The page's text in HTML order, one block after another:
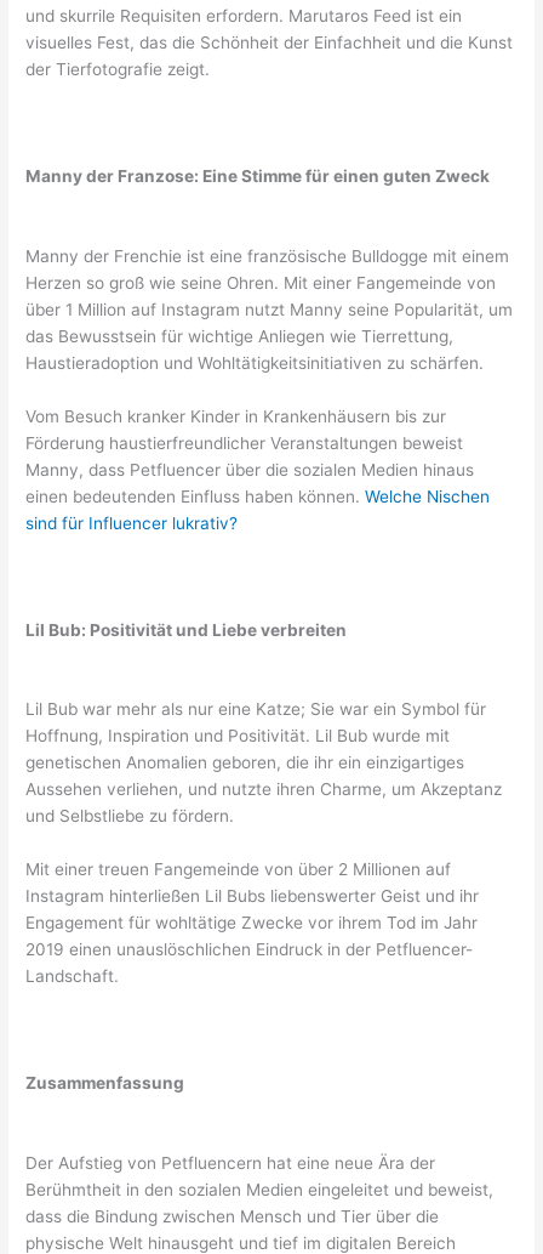
und skurrile Requisiten erfordern. Marutaros Feed ist ein
visuelles Fest, das die Schönheit der Einfachheit und die Kunst
der Tierfotografie zeigt.
Manny der Franzose: Eine Stimme für einen guten Zweck
Manny der Frenchie ist eine französische Bulldogge mit einem
Herzen so groß wie seine Ohren. Mit einer Fangemeinde von
über 1 Million auf Instagram nutzt Manny seine Popularität, um
das Bewusstsein für wichtige Anliegen wie Tierrettung,
Haustieradoption und Wohltätigkeitsinitiativen zu schärfen.
Vom Besuch kranker Kinder in Krankenhäusern bis zur
Förderung haustierfreundlicher Veranstaltungen beweist
Manny, dass Petfluencer über die sozialen Medien hinaus
einen bedeutenden Einfluss haben können.Welche Nischen
sind für Influencer lukrativ?
Lil Bub: Positivität und Liebe verbreiten
Lil Bub war mehr als nur eine Katze; Sie war ein Symbol für
Hoffnung, Inspiration und Positivität. Lil Bub wurde mit
genetischen Anomalien geboren, die ihr ein einzigartiges
Aussehen verliehen, und nutzte ihren Charme, um Akzeptanz
und Selbstliebe zu fördern.
Mit einer treuen Fangemeinde von über 2 Millionen auf
Instagram hinterließen Lil Bubs liebenswerter Geist und ihr
Engagement für wohltätige Zwecke vor ihrem Tod im Jahr
2019 einen unauslöschlichen Eindruck in der Petfluencer-
Landschaft.
Zusammenfassung
Der Aufstieg von Petfluencern hat eine neue Ära der
Berühmtheit in den sozialen Medien eingeleitet und beweist,
dass die Bindung zwischen Mensch und Tier über die
physische Welt hinausgeht und tief im digitalen Bereich